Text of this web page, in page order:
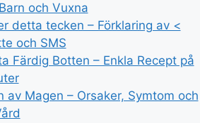
och Vuxna
detta tecken – Förklaring av <
och SMS
Färdig Botten – Enkla Recept på
av Magen – Orsaker, Symtom och